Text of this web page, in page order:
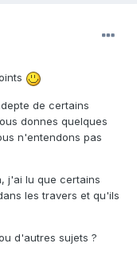
de certains
donnes quelques
n'entendons pas
j'ai lu que certains
les travers et qu'ils
d'autres sujets ?